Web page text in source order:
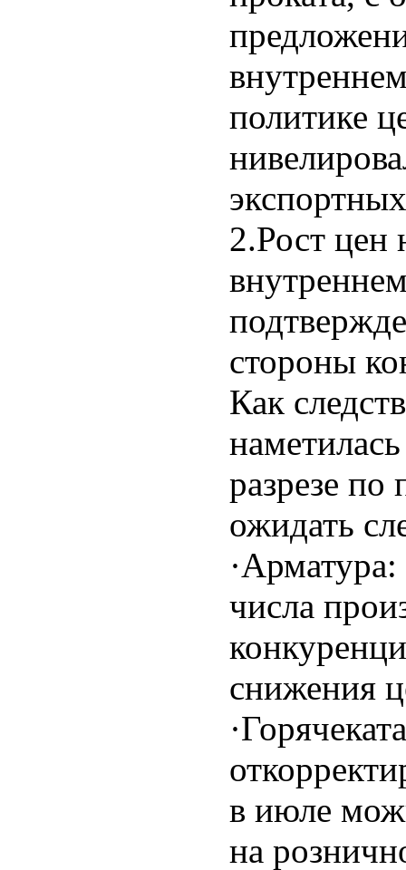
политике
2.Рост цен
стороны
Как
разрезе
ожидать
числа
снижения
в июле
на